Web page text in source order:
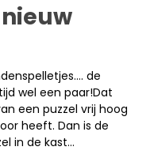
de
wel een paar!Dat
een puzzel vrij hoog
heeft. Dan is de
in de kast…